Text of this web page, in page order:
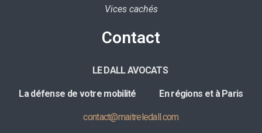
Vices cachés
Contact
LE DALL AVOCATS
La défense de votre mobilité En régions et à Paris
contact@maitreledall.com